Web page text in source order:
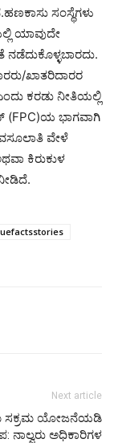
ಸಂಸ್ಥೆಗಳು
ಯಾವುದೇ
ಖಾತರಿದಾರರ
ಕರಡು ನೀತಿಯಲ್ಲಿ
ಭಾಗವಾಗಿ
ವೇಳೆ
ಕಿರುಕುಳ
Next article
ಸಕ್ರಮ ಯೋಜನೆಯಡಿ
ನಾಲ್ವರು ಅಧಿಕಾರಿಗಳ